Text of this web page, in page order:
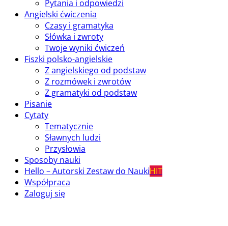
Pytania i odpowiedzi
Angielski ćwiczenia
Czasy i gramatyka
Słówka i zwroty
Twoje wyniki ćwiczeń
Fiszki polsko-angielskie
Z angielskiego od podstaw
Z rozmówek i zwrotów
Z gramatyki od podstaw
Pisanie
Cytaty
Tematycznie
Sławnych ludzi
Przysłowia
Sposoby nauki
Hello – Autorski Zestaw do NaukiHIT
Współpraca
Zaloguj się